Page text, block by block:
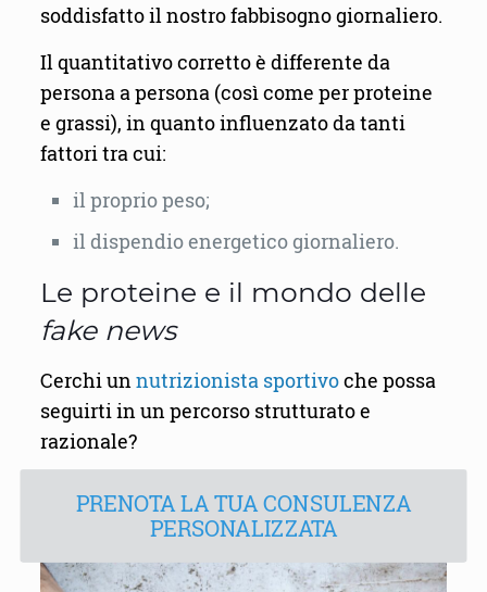
soddisfatto il nostro fabbisogno giornaliero.
Il quantitativo corretto è differente da
persona a persona (così come per proteine
e grassi), in quanto influenzato da tanti
fattori tra cui:
il proprio peso;
il dispendio energetico giornaliero.
Le proteine e il mondo delle
fake news
Cerchi unnutrizionista sportivoche possa
seguirti in un percorso strutturato e
razionale?
PRENOTA LA TUA CONSULENZA
PERSONALIZZATA